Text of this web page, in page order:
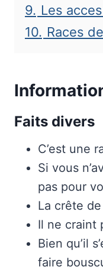
9. Les
10. Races
Faits divers
C’est une
Si vous
pas pour
La crête
Il ne craint
Bien qu’il
faire